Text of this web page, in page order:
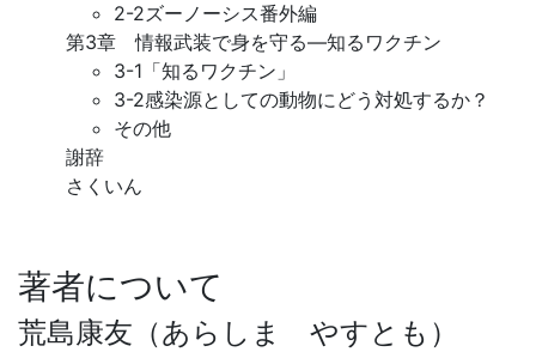
2-2ズーノーシス番外編
第3章 情報武装で身を守る―知るワクチン
3-1「知るワクチン」
3-2感染源としての動物にどう対処するか？
その他
謝辞
さくいん
著者について
荒島康友（あらしま やすとも）